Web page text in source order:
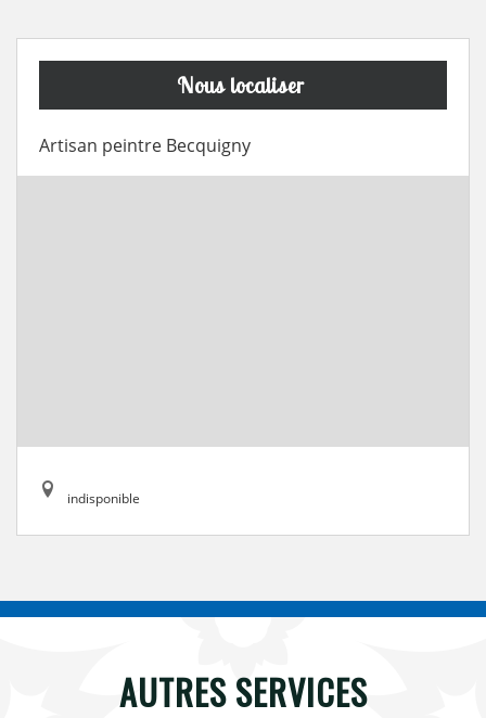
Nous localiser
Artisan peintre Becquigny
indisponible
AUTRES SERVICES